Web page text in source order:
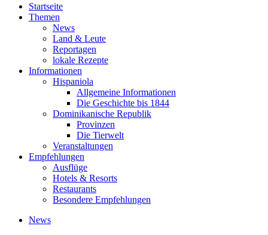
Startseite
Themen
News
Land & Leute
Reportagen
lokale Rezepte
Informationen
Hispaniola
Allgemeine Informationen
Die Geschichte bis 1844
Dominikanische Republik
Provinzen
Die Tierwelt
Veranstaltungen
Empfehlungen
Ausflüge
Hotels & Resorts
Restaurants
Besondere Empfehlungen
News